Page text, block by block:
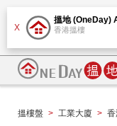
X
搵地 (OneDay)
香港搵樓
搵樓盤 > 工業大廈 >